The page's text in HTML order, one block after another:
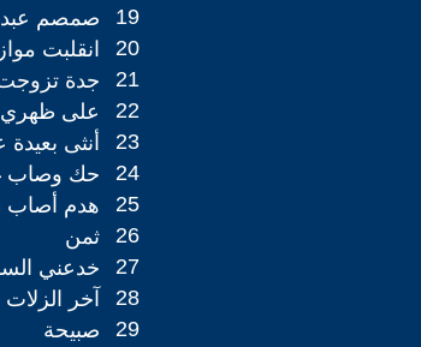
صمصم عبد
19
انقلبت
20
جدة
21
على ظهري
22
أنثى
23
حك وصاب
24
هدم
25
ثمن
26
خدعني
27
آخر الزلات
28
صبيحة
29